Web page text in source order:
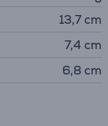
13,7 cm
7,4 cm
6,8 cm